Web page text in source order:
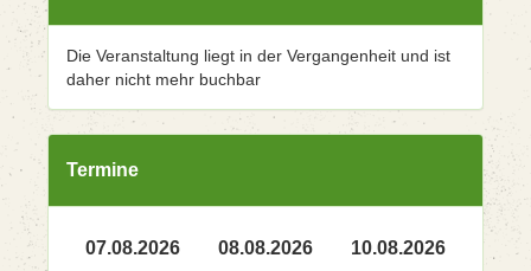
Die Veranstaltung liegt in der Vergangenheit und ist
daher nicht mehr buchbar
Termine
07.08.2026 08.08.2026 10.08.2026